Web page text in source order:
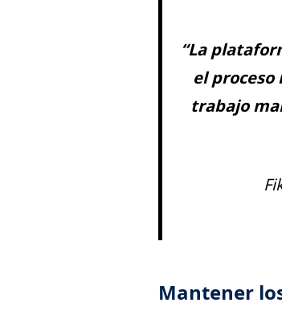
“La
el
trabajo
Mantener